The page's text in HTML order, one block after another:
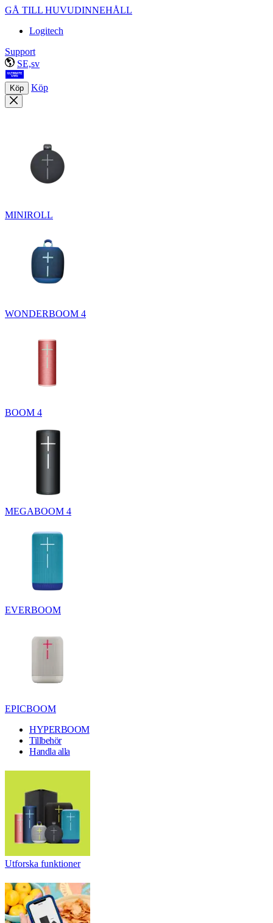
GÅ TILL HUVUDINNEHÅLL
Logitech
Support
SE,sv
Köp Köp
MINIROLL
WONDERBOOM 4
BOOM 4
MEGABOOM 4
EVERBOOM
EPICBOOM
HYPERBOOM
Tillbehör
Handla alla
Utforska funktioner